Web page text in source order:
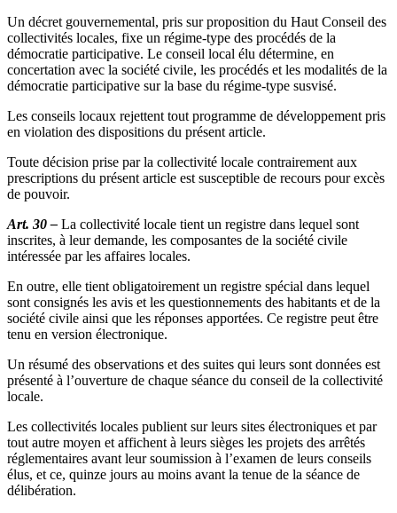
Un décret gouvernemental, pris sur proposition du Haut Conseil des
collectivités locales, fixe un régime-type des procédés de la
démocratie participative. Le conseil local élu détermine, en
concertation avec la société civile, les procédés et les modalités de la
démocratie participative sur la base du régime-type susvisé.
Les conseils locaux rejettent tout programme de développement pris
en violation des dispositions du présent article.
Toute décision prise par la collectivité locale contrairement aux
prescriptions du présent article est susceptible de recours pour excès
de pouvoir.
Art. 30 – La collectivité locale tient un registre dans lequel sont
inscrites, à leur demande, les composantes de la société civile
intéressée par les affaires locales.
En outre, elle tient obligatoirement un registre spécial dans lequel
sont consignés les avis et les questionnements des habitants et de la
société civile ainsi que les réponses apportées. Ce registre peut être
tenu en version électronique.
Un résumé des observations et des suites qui leurs sont données est
présenté à l’ouverture de chaque séance du conseil de la collectivité
locale.
Les collectivités locales publient sur leurs sites électroniques et par
tout autre moyen et affichent à leurs sièges les projets des arrêtés
réglementaires avant leur soumission à l’examen de leurs conseils
élus, et ce, quinze jours au moins avant la tenue de la séance de
délibération.